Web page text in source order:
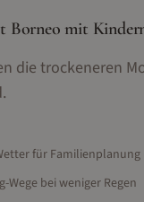
Borneo mit
die trockeneren
für Familienplanung
Wege bei weniger Regen